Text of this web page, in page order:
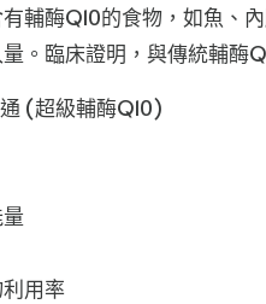
輔酶Q10的食物，如魚、
。臨床證明，與傳統輔酶
(超級輔酶Q10)
用率